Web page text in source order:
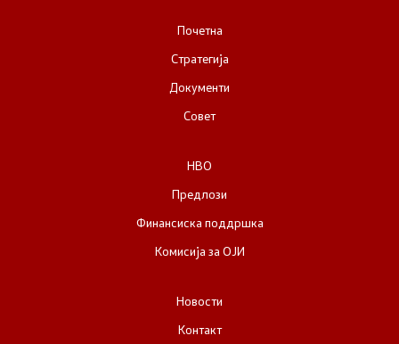
Почетна
Стратегија
Документи
Совет
НВО
Предлози
Финансиска поддршка
Комисија за ОЈИ
Новости
Контакт